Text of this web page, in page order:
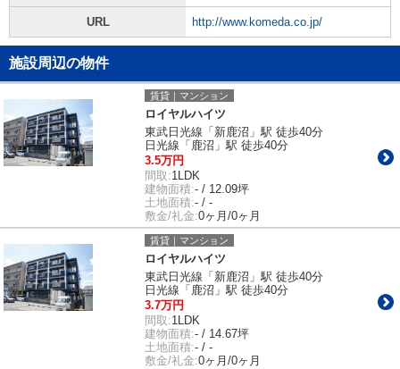
URL http://www.komeda.co.jp/
施設周辺の物件
賃貸｜マンション
ロイヤルハイツ
東武日光線「新鹿沼」駅 徒歩40分
日光線「鹿沼」駅 徒歩40分
3.5万円
間取:1LDK
建物面積:- / 12.09坪
土地面積:- / -
敷金/礼金:0ヶ月/0ヶ月
賃貸｜マンション
ロイヤルハイツ
東武日光線「新鹿沼」駅 徒歩40分
日光線「鹿沼」駅 徒歩40分
3.7万円
間取:1LDK
建物面積:- / 14.67坪
土地面積:- / -
敷金/礼金:0ヶ月/0ヶ月